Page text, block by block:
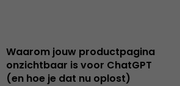
Waarom jouw productpagina
onzichtbaar is voor ChatGPT
(en hoe je dat nu oplost)